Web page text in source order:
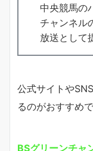
中央競馬の
チャンネル
放送として
公式サイトや
るのがおすすめで
BSグリーンチャ